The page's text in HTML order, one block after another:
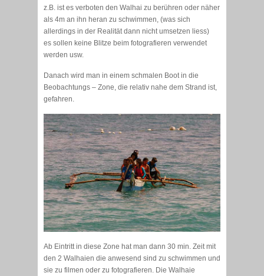
z.B. ist es verboten den Walhai zu berühren oder näher
als 4m an ihn heran zu schwimmen, (was sich
allerdings in der Realität dann nicht umsetzen liess)
es sollen keine Blitze beim fotografieren verwendet
werden usw.
Danach wird man in einem schmalen Boot in die
Beobachtungs – Zone, die relativ nahe dem Strand ist,
gefahren.
Ab Eintritt in diese Zone hat man dann 30 min. Zeit mit
den 2 Walhaien die anwesend sind zu schwimmen und
sie zu filmen oder zu fotografieren. Die Walhaie